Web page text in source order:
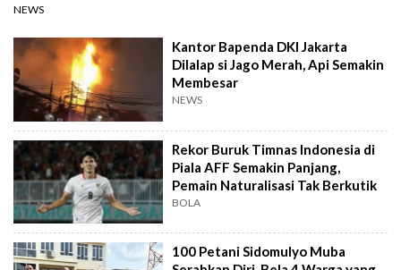
NEWS
Kantor Bapenda DKI Jakarta
Dilalap si Jago Merah, Api Semakin
Membesar
NEWS
Rekor Buruk Timnas Indonesia di
Piala AFF Semakin Panjang,
Pemain Naturalisasi Tak Berkutik
BOLA
100 Petani Sidomulyo Muba